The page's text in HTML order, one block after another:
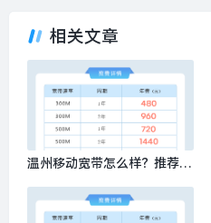
相关文章
温州移动宽带怎么样？推荐办